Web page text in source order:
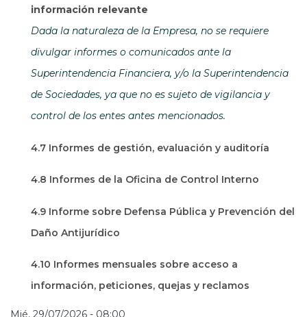
información relevante
Dada la naturaleza de la Empresa, no se requiere
divulgar informes o comunicados ante la
Superintendencia Financiera, y/o la Superintendencia
de Sociedades, ya que no es sujeto de vigilancia y
control de los entes antes mencionados.
4.7 Informes de gestión, evaluación y auditoría
4.8 Informes de la Oficina de Control Interno
4.9 Informe sobre Defensa Pública y Prevención del
Daño Antijurídico
4.10 Informes mensuales sobre acceso a
información, peticiones, quejas y reclamos
Mié, 29/07/2026 - 08:00